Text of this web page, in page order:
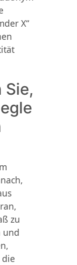
X“
Sie,
zu
und